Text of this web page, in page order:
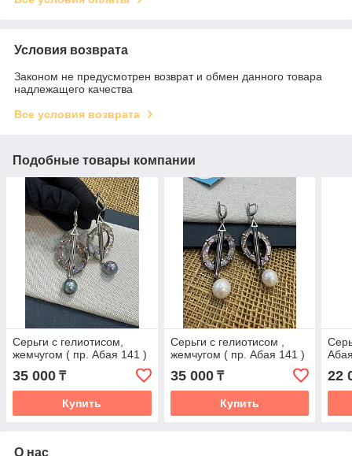
Условия возврата
Законом не предусмотрен возврат и обмен данного товара
надлежащего качества
Все условия возврата
Подобные товары компании
Серьги с гелиотисом,
жемчугом ( пр. Абая 141 )
35 000 ₸
Купить
Серьги с гелиотисом ,
жемчугом ( пр. Абая 141 )
35 000₸
Купить
22
О нас